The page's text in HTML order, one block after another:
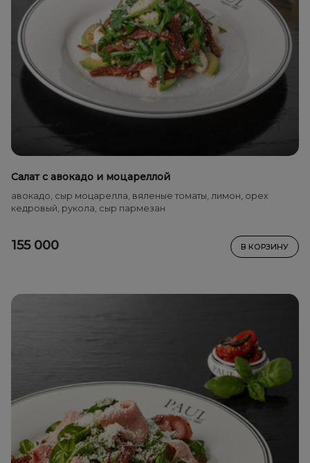
Салат с авокадо и моцареллой
авокадо, сыр моцарелла, вяленые томаты, лимон, орех
кедровый, рукола, сыр пармезан
155 000 В КОРЗИНУ